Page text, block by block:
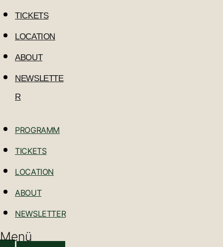
TICKETS
LOCATION
ABOUT
NEWSLETTE
R
PROGRAMM
TICKETS
LOCATION
ABOUT
NEWSLETTER
Menü